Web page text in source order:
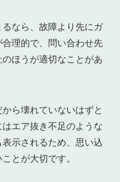
なら、故障より先にガ
理的で、問い合わせ先
ほうが適切なことがあ
ら壊れていないはずと
エア抜き不足のような
示されるため、思い込
とが大切です。